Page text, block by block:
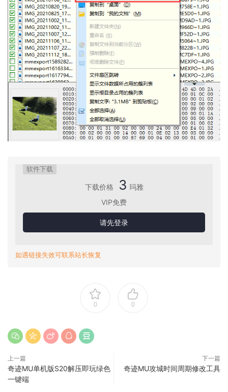
软件下载
下载价格 3 玛雅
VIP免费
请先登录
如遇链接失效可联系站长恢复
0 0
上一篇
奇迹MU单机版S20解压即玩绿色
一键端
下一篇
奇迹MU攻城时间周期修改工具